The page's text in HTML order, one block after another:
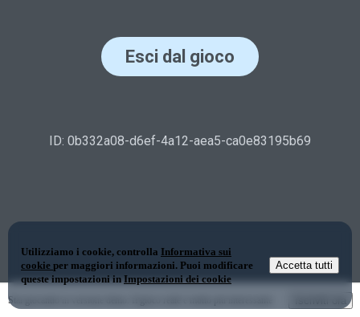
Stai giocando in versione demo. Il gioco reale è molto più interessante
Utilizziamo i cookie, controlla Informativa sui
cookie per maggiori informazioni. Puoi modificare
queste impostazioni inImpostazioni dei cookie
Accetta tutti